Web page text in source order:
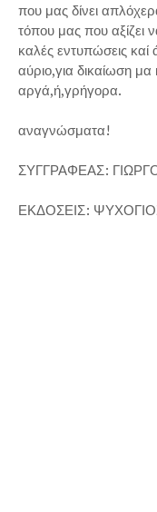
που μας δίνει
τόπου μας που αξίζει
καλές εντυπώσεις
αύριο,για δικαίωση
αργά,ή,γρήγορα.
αναγνώσματα!
ΣΥΓΓΡΑΦΕΑΣ:
ΕΚΔΟΣΕΙΣ: